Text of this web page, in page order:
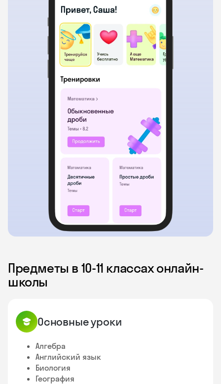
Предметы в 10‑11 классах онлайн-
школы
Основные уроки
Алгебра
Английский язык
Биология
География